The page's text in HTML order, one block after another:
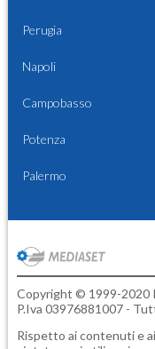
Perugia
Napoli
Campobasso
Potenza
Palermo
Copyright © 1999-2020
P.Iva 03976881007 -
Rispetto ai contenuti e